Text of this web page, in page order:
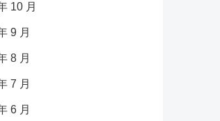
10 月
9 月
8 月
7 月
6 月